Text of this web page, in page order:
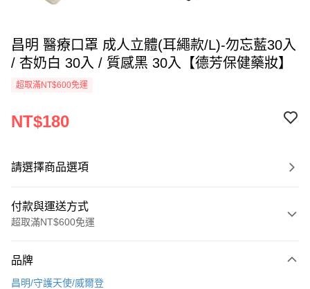
昌明 醫療口罩 成人立體(耳繩款/L)-勿忘藍30入
/ 杏奶白 30入 / 質感黑 30入【德芳保健藥妝】
超取滿NT$600免運
NT$180
請選擇商品選項
付款與運送方式
超取滿NT$600免運
信用卡一次付款
品牌
昌明/守護天使/威爾登